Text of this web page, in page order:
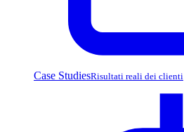
Case StudiesRisultati reali dei clienti